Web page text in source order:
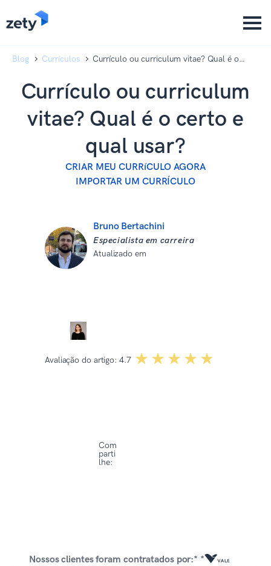
Blog Currículos
Currículo ou curriculum vitae? Qual é o
Currículo ou curriculum
vitae? Qual é o certo e
qual usar?
CRIAR MEU CURRíCULO AGORA
IMPORTAR UM CURRÍCULO
Bruno Bertachini
Especialista em carreira
Atualizado em
Avaliação do artigo: 4.7 ☆☆☆☆☆
★★★★★
Com
parti
lhe:
Nossos clientes foram contratados por:* *